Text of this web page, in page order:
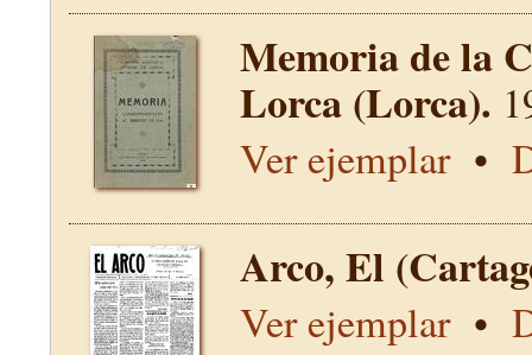
Memoria de la
Lorca (Lorca).
Ver ejemplar•
Arco, El
Ver ejemplar•